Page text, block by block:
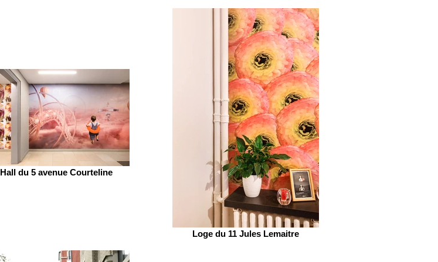
Hall du 5 avenue Courteline
Loge du 11 Jules Lemaitre